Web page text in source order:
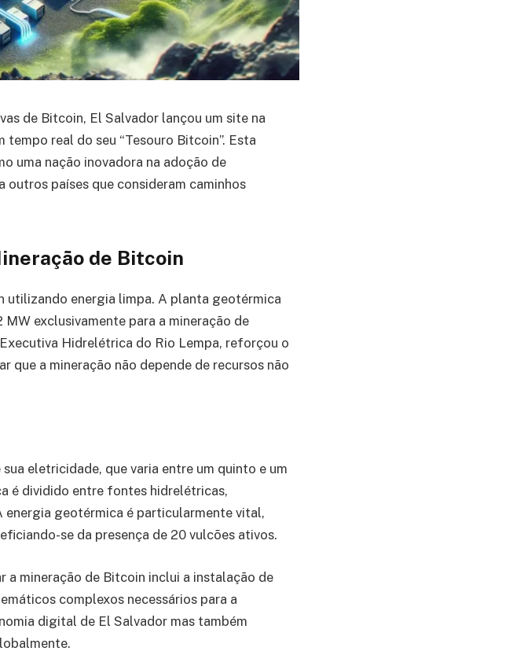
de Bitcoin, El Salvador lançou um site na
real do seu “Tesouro Bitcoin”. Esta
uma nação inovadora na adoção de
países que consideram caminhos
de Bitcoin
utilizando energia limpa. A planta geotérmica
exclusivamente para a mineração de
Hidrelétrica do Rio Lempa, reforçou o
que a mineração não depende de recursos não
eletricidade, que varia entre um quinto e um
é dividido entre fontes hidrelétricas,
energia geotérmica é particularmente vital,
se da presença de 20 vulcões ativos.
mineração de Bitcoin inclui a instalação de
complexos necessários para a
digital de El Salvador mas também